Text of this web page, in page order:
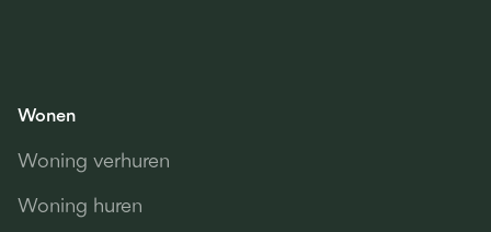
Wonen
Woning verhuren
Woning huren